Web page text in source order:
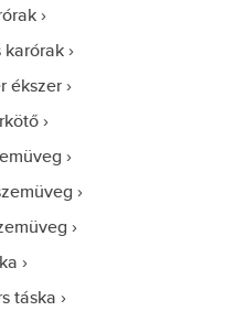
karórak
ékszer
táska